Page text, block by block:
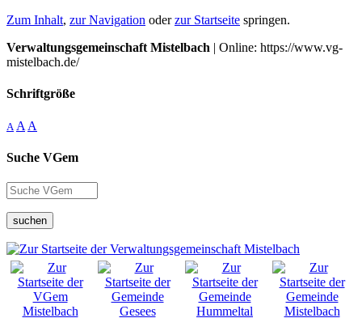
Zum Inhalt, zur Navigation oderzur Startseite springen.
Verwaltungsgemeinschaft Mistelbach | Online: https://www.vg-
mistelbach.de/
Schriftgröße
A A A
Suche VGem
suchen